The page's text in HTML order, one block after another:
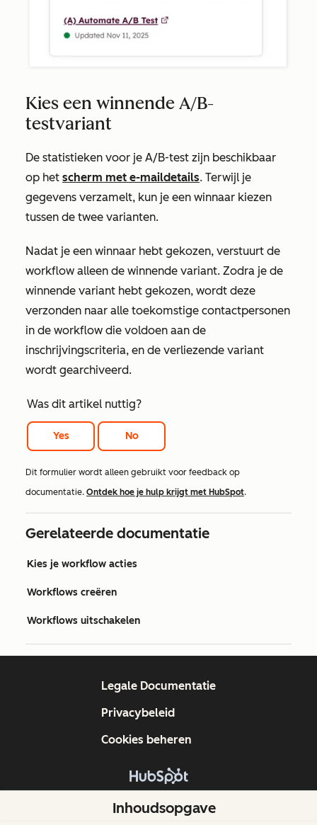
Kies een winnende A/B-
testvariant
De statistieken voor je A/B-test zijn beschikbaar
op het scherm met e-maildetails. Terwijl je
gegevens verzamelt, kun je een winnaar kiezen
tussen de twee varianten.
Nadat je een winnaar hebt gekozen, verstuurt de
workflow alleen de winnende variant. Zodra je de
winnende variant hebt gekozen, wordt deze
verzonden naar alle toekomstige contactpersonen
in de workflow die voldoen aan de
inschrijvingscriteria, en de verliezende variant
wordt gearchiveerd.
Was dit artikel nuttig?
Yes No
Dit formulier wordt alleen gebruikt voor feedback op
documentatie. Ontdek hoe je hulp krijgt met HubSpot.
Gerelateerde documentatie
Kies je workflow acties
Workflows creëren
Workflows uitschakelen
Inhoudsopgave
Copyright © 2026 HubSpot, Inc.
Legale Documentatie
Privacybeleid
Cookies beheren